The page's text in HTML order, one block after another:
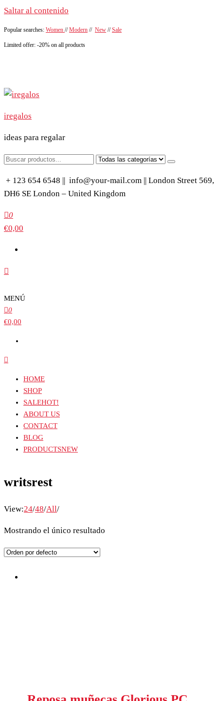
Saltar al contenido
Popular searches: Women //Modern // New //Sale
Limited offer: -20% on all products
iregalos
ideas para regalar
+ 123 654 6548 || info@your-mail.com || London Street 569,
DH6 SE London – United Kingdom
0
€0,00
MENÚ
0
€0,00
HOME
SHOP
SALEHOT!
ABOUT US
CONTACT
BLOG
PRODUCTSNEW
writsrest
View:24/48/All/
Mostrando el único resultado